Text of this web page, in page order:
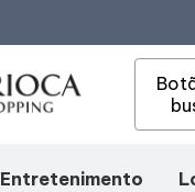
Entretenimento